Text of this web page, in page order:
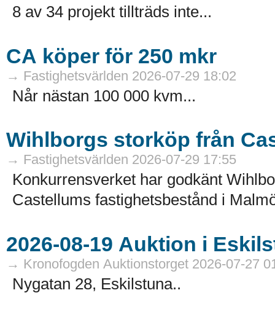
8 av 34 projekt tillträds inte...
CA köper för 250 mkr
→ Fastighetsvärlden 2026-07-29 18:02
Når nästan 100 000 kvm...
Wihlborgs storköp från
→ Fastighetsvärlden 2026-07-29 17:55
Konkurrensverket har godkänt
Castellums fastighetsbestånd i
→ Kronofogden Auktionstorget 2026-07-27
Nygatan 28, Eskilstuna..